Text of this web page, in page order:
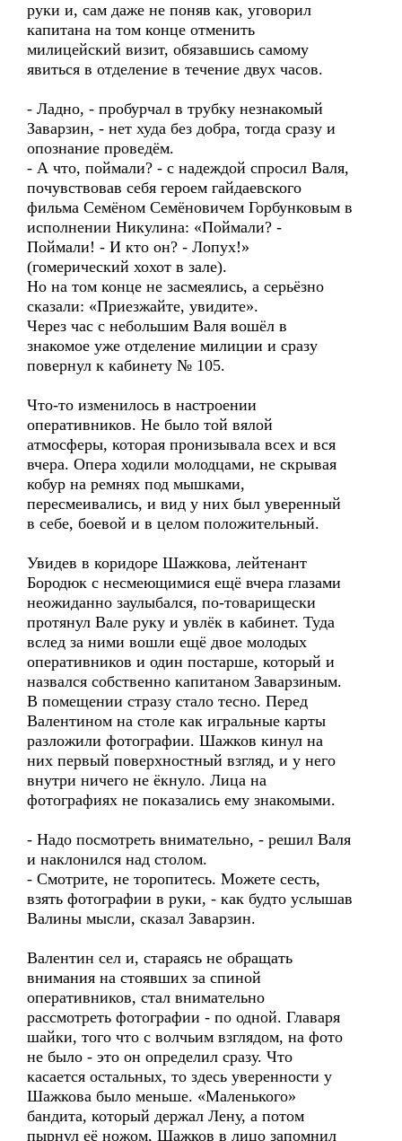
руки и, сам даже не поняв как, уговорил
капитана на том конце отменить
милицейский визит, обязавшись самому
явиться в отделение в течение двух часов.
- Ладно, - пробурчал в трубку незнакомый
Заварзин, - нет худа без добра, тогда сразу и
опознание проведём.
- А что, поймали? - с надеждой спросил Валя,
почувствовав себя героем гайдаевского
фильма Семёном Семёновичем Горбунковым в
исполнении Никулина: «Поймали? -
Поймали! - И кто он? - Лопух!»
(гомерический хохот в зале).
Но на том конце не засмеялись, а серьёзно
сказали: «Приезжайте, увидите».
Через час с небольшим Валя вошёл в
знакомое уже отделение милиции и сразу
повернул к кабинету № 105.
Что-то изменилось в настроении
оперативников. Не было той вялой
атмосферы, которая пронизывала всех и вся
вчера. Опера ходили молодцами, не скрывая
кобур на ремнях под мышками,
пересмеивались, и вид у них был уверенный
в себе, боевой и в целом положительный.
Увидев в коридоре Шажкова, лейтенант
Бородюк с несмеющимися ещё вчера глазами
неожиданно заулыбался, по-товарищески
протянул Вале руку и увлёк в кабинет. Туда
вслед за ними вошли ещё двое молодых
оперативников и один постарше, который и
назвался собственно капитаном Заварзиным.
В помещении стразу стало тесно. Перед
Валентином на столе как игральные карты
разложили фотографии. Шажков кинул на
них первый поверхностный взгляд, и у него
внутри ничего не ёкнуло. Лица на
фотографиях не показались ему знакомыми.
- Надо посмотреть внимательно, - решил Валя
и наклонился над столом.
- Смотрите, не торопитесь. Можете сесть,
взять фотографии в руки, - как будто услышав
Валины мысли, сказал Заварзин.
Валентин сел и, стараясь не обращать
внимания на стоявших за спиной
оперативников, стал внимательно
рассмотреть фотографии - по одной. Главаря
шайки, того что с волчьим взглядом, на фото
не было - это он определил сразу. Что
касается остальных, то здесь уверенности у
Шажкова было меньше. «Маленького»
бандита, который держал Лену, а потом
пырнул её ножом, Шажков в лицо запомнил